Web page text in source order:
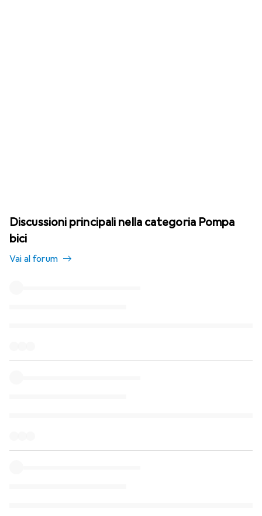
Discussioni principali nella categoria Pompa
bici
Vai al forum